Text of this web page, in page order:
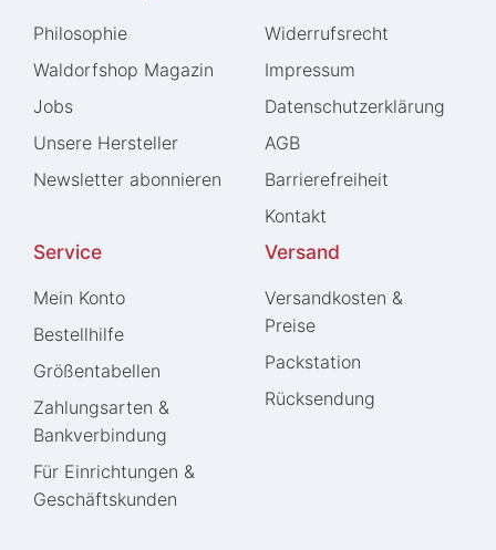
Philosophie
Waldorfshop Magazin
Jobs
Unsere Hersteller
Newsletter abonnieren
Widerrufs­recht
Impressum
Daten­schutz­erklärung
AGB
Barrierefreiheit
Kontakt
Service
Mein Konto
Bestellhilfe
Größentabellen
Zahlungsarten &
Bankverbindung
Für Einrichtungen &
Geschäftskunden
Versand
Versandkosten &
Preise
Packstation
Rücksendung